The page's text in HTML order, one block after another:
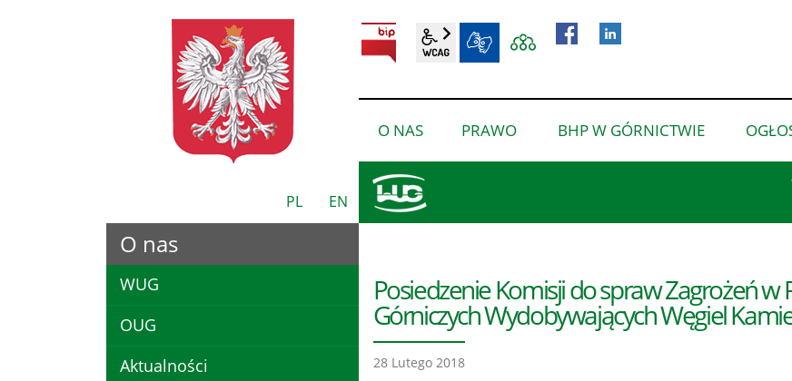
PL EN
BIP wcag2.1
O NAS
pokaż
podmenu
PRAWO
pokaż
podmenu
BHP W GÓRNICTWIE
pokaż
podmenu
Posiedzenie Komisji do spraw Zagrożeń w
Górniczych Wydobywających Węgiel
28 Lutego 2018
O nas
WUG
OUG
Aktualności